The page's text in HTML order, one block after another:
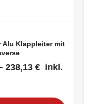
Alu Klappleiter mit
238,13 € inkl.